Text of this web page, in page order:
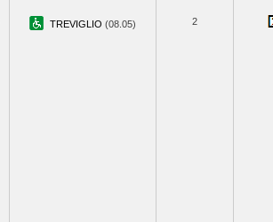
TREVIGLIO (08.05) 2